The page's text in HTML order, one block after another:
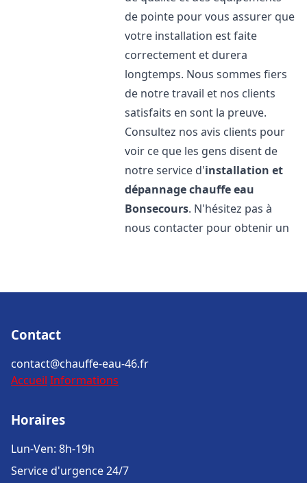
de pointe pour vous assurer que
votre installation est faite
correctement et durera
longtemps. Nous sommes fiers
de notre travail et nos clients
satisfaits en sont la preuve.
Consultez nos avis clients pour
voir ce que les gens disent de
notre service d'installation et
dépannage chauffe eau
Bonsecours. N'hésitez pas à
nous contacter pour obtenir un
Contact
contact@chauffe-eau-46.fr
Accueil Informations
Horaires
Lun-Ven: 8h-19h
Service d'urgence 24/7